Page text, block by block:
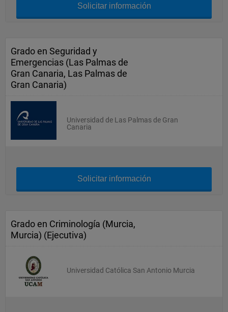
Solicitar información
Grado en Seguridad y
Emergencias (Las Palmas de
Gran Canaria, Las Palmas de
Gran Canaria)
Universidad de Las Palmas de Gran
Canaria
Solicitar información
Grado en Criminología (Murcia,
Murcia) (Ejecutiva)
Universidad Católica San Antonio Murcia